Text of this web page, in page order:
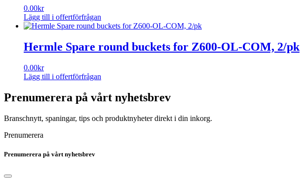
0.00kr
Lägg till i offertförfrågan
Hermle Spare round buckets for Z600-OL-COM, 2/pk
0.00kr
Lägg till i offertförfrågan
Prenumerera på vårt nyhetsbrev
Branschnytt, spaningar, tips och produktnyheter direkt i din inkorg.
Prenumerera
Prenumerera på vårt nyhetsbrev